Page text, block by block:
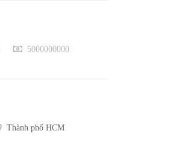
5000000000
Thành phố HCM